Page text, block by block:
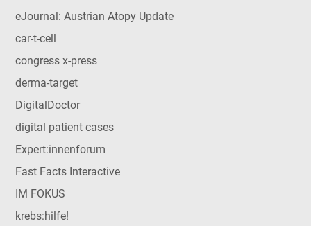
eJournal: Austrian Atopy Update
car-t-cell
congress x-press
derma-target
DigitalDoctor
digital patient cases
Expert:innenforum
Fast Facts Interactive
IM FOKUS
krebs:hilfe!